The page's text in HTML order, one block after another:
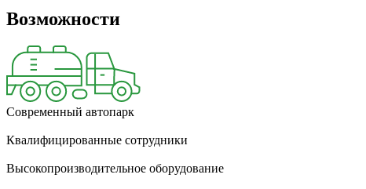
Возможности
Современный автопарк
Квалифицированные сотрудники
Высокопроизводительное оборудование